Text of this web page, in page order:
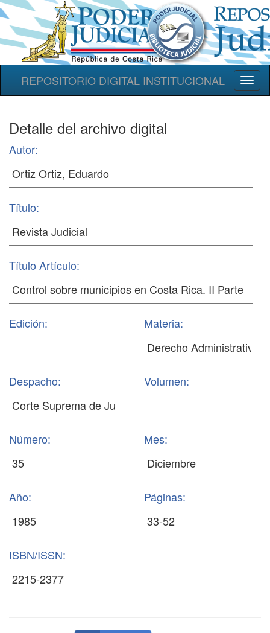
REPOSITORIO DIGITAL INSTITUCIONAL
Detalle del archivo digital
Autor:
Título:
Título Artículo:
Edición: Materia:
Despacho: Volumen:
Número: Mes:
Año: Páginas:
ISBN/ISSN: